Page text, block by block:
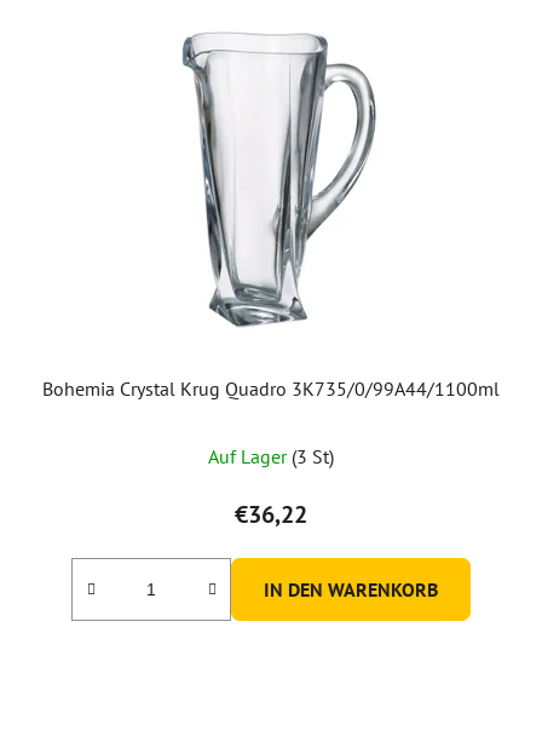
Bohemia Crystal Krug Quadro 3K735/0/99A44/1100ml
Auf Lager (3 St)
€36,22
IN DEN WARENKORB